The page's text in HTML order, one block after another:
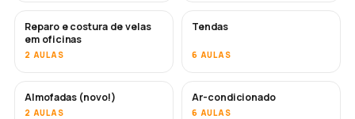
EM BREVE
Reparo e costura de velas
em oficinas
2 AULAS
Tendas
6 AULAS
Almofadas (novo!)
2 AULAS
EM BREVE
Ar-condicionado
6 AULAS